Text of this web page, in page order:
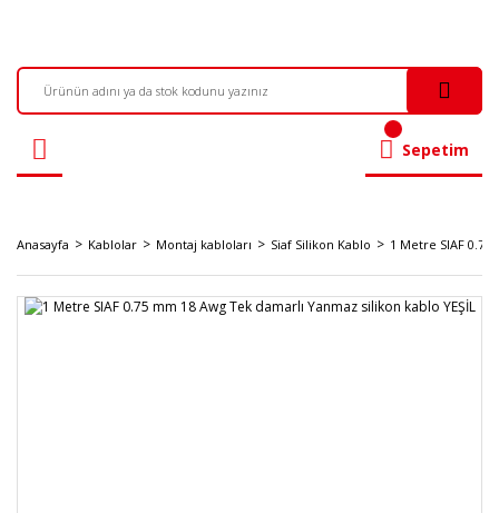
Sepetim
Anasayfa Kablolar Montaj kabloları Siaf Silikon Kablo 1 Metre SIAF 0.75